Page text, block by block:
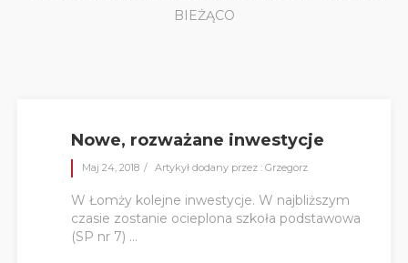
BIEŻĄCO
Nowe, rozważane inwestycje
Maj 24, 2018 Artykył dodany przez : Grzegorz
W Łomży kolejne inwestycje. W najbliższym
czasie zostanie ocieplona szkoła podstawowa
(SP nr 7) ...